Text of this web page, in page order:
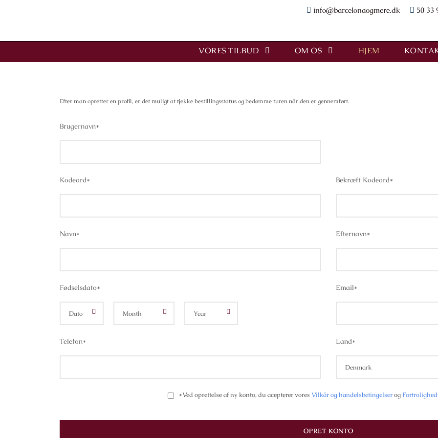
info@barcelonaogmere.dk 50 33
VORES TILBUD OM OS HJEM
Efter man opretter en profil, er det muligt at tjekke bestillingsstatus og bedømme turen når den er gennemført.
Brugernavn*
Kodeord* Bekræft Kodeord*
Navn* Efternavn*
Fødselsdato* Email*
Telefon* Land*
*Ved oprettelse af ny konto, du acepterer vores Vilkår og handelsbetingelserog